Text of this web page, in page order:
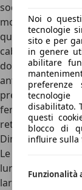
soddisfare
modelli con
quattro ruote
cabina singola a
dotazione che
anteriori,
predisposizione
fendinebbia,
retrovisori
Dimensioni Tata
Le dimensioni
lunghezza 4,80 e
larghezza 1,86
Noi o
tecnologie
sito e per
in genere
abilitare
disabilitato.
questi
blocco di
influire sulla
Funzionalità